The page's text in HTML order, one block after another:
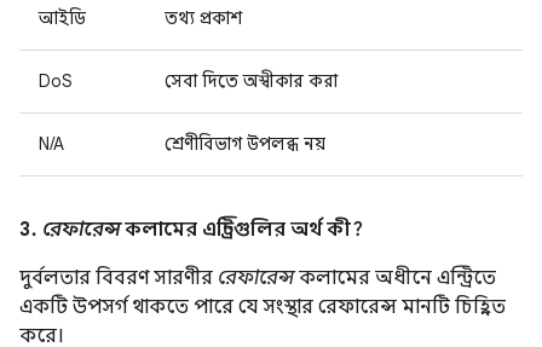
আইডি তথ্য প্রকাশ
DoS সেবা দিতে অস্বীকার করা
N/A শ্রেণীবিভাগ উপলব্ধ নয়
3. রেফারেন্সকলামের এন্ট্রিগুলির অর্থ কী?
দুর্বলতার বিবরণ সারণীর রেফারেন্সকলামের অধীনে এন্ট্রিতে
একটি উপসর্গ থাকতে পারে যে সংস্থার রেফারেন্স মানটি চিহ্নিত
করে।